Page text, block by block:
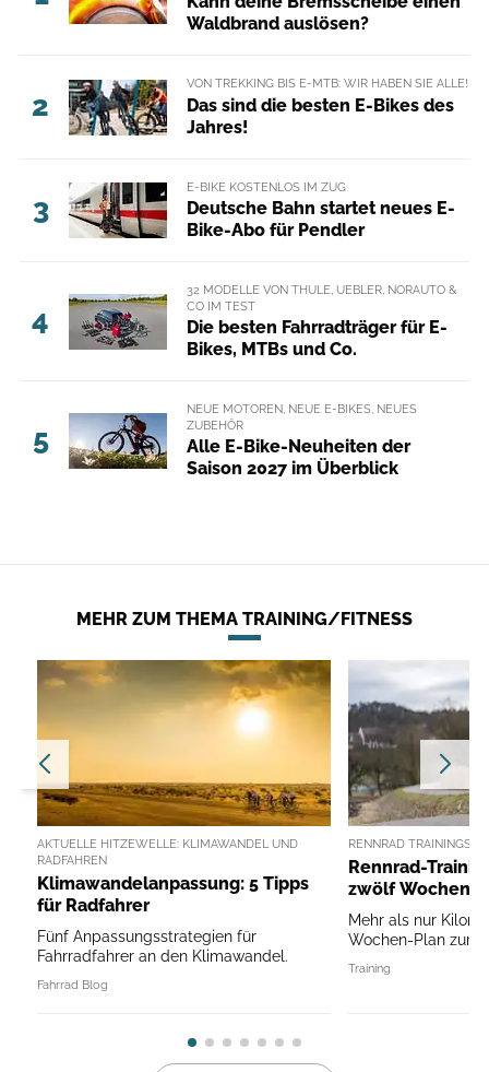
Waldbrand auslösen?
2
VON TREKKING BIS E-MTB: WIR HABEN SIE ALLE!
Das sind die besten E-Bikes des
Jahres!
3
E-BIKE KOSTENLOS IM ZUG
Deutsche Bahn startet neues E-
Bike-Abo für Pendler
4
32 MODELLE VON THULE, UEBLER, NORAUTO &
CO IM TEST
Die besten Fahrradträger für E-
Bikes, MTBs und Co.
5
NEUE MOTOREN, NEUE E-BIKES, NEUES
ZUBEHÖR
Alle E-Bike-Neuheiten der
Saison 2027 im Überblick
MEHR ZUM THEMA TRAINING/FITNESS
AKTUELLE HITZEWELLE: KLIMAWANDEL UND
RADFAHREN
Klimawandelanpassung: 5 Tipps
für Radfahrer
Fünf Anpassungsstrategien für
Fahrradfahrer an den Klimawandel.
Fahrrad Blog
RENNRAD
Rennrad-
zwölf Wochen
Mehr als nur
Wochen-Plan zur
Training